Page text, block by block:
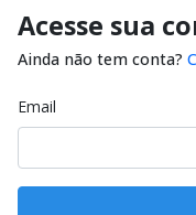
Acesse sua
Ainda não tem conta?
Email